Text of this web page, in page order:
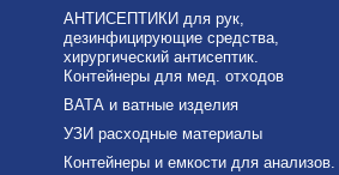
АНТИСЕПТИКИ для рук,
дезинфицирующие средства,
хирургический антисептик.
Контейнеры для мед. отходов
ВАТА и ватные изделия
УЗИ расходные материалы
Контейнеры и емкости для анализов.